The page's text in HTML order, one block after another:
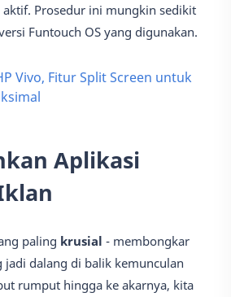
Prosedur ini mungkin sedikit
Funtouch OS yang digunakan.
Vivo, Fitur Split Screen untuk
Aplikasi
paling krusial - membongkar
jadi dalang di balik kemunculan
rumput hingga ke akarnya, kita